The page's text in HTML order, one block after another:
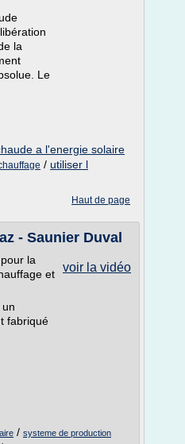
la
Le
a l'energie solaire
/ utiliser l
Haut de page
- Saunier Duval
voir la vidéo
la
et
fabriqué
/ systeme de production